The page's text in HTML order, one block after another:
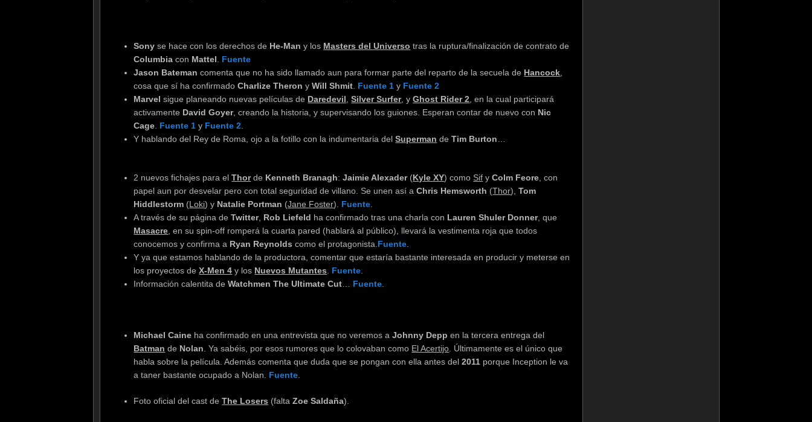
Sonyse hace con los derechos de He-Man y los Masters del Universo tras la ruptura/finalización de contrato de
Columbiacon Mattel
Fuente
Jason Bateman comenta que no ha sido llamado aun para formar parte del reparto de la secuela de Hancock
cosa que sí ha confirmadoCharlize Theron yWill Shmit Fuente 1 y Fuente 2
Marvelsigue planeando nuevas películas de Daredevil ,Silver Surfer, yGhost Rider 2 , en la cual participará
activamente David Goyer, creando la historia, y supervisando los guiones. Esperan contar de nuevo con Nic
Cage Fuente 1 y Fuente 2
Y hablando del Rey de Roma, ojo a la fotillo con la indumentaria delSuperman de Tim Burton
2 nuevos fichajes para elThorde Kenneth Branagh:Jaimie Alexader(Kyle XY) como Sif yColm Feore , con
papel aun por desvelar pero con total seguridad de villano. Se unen así aChris Hemsworth (Thor), Tom
Hiddlestorm (Loki) y Natalie Portman (Jane Foster). Fuente
A través de su página deTwitter, Rob Liefeld ha confirmado tras una charla con Lauren Shuler Donner, que
Masacre , en su spin-off romperá la cuarta pared (hablará al público), llevará la vestimenta roja que todos
conocemos y confirma a Ryan Reynolds como el protagonista. Fuente
Y ya que estamos hablando de la productora, comentar que estaría bastante interesada en producir y meterse en
los proyectos deX-Men 4 y los Nuevos Mutantes Fuente
Información calentita deWatchmen The Ultimate Cut Fuente
Michael Caine ha confirmado en una entrevista que no veremos aJohnny Depp en la tercera entrega del
Batman de Nolan. Ya sabéis, por esos rumores que lo colovaban como El Acertijo. Últimamente es el único que
habla sobre la película. Además comenta que duda que se pongan con ella antes del2011 porque Inception le va
a taner bastante ocupado a Nolan. Fuente.
Foto oficial del cast deThe Losers (faltaZoe Saldaña).